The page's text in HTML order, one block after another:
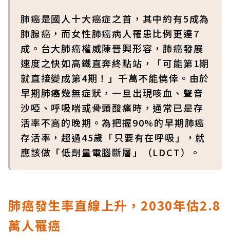
肺癌是國人十大癌症之首，其中約有5成為
肺腺癌，而女性肺癌病人罹患比例更達7
成。台大肺癌權威陳晉興形容，肺癌發展
速度之快如高鐵直奔終點站，「可能第1期
就直接變成第4期！」千萬不能僥倖。由於
早期肺癌幾無症狀，一旦出現咳血、聲音
沙啞、呼吸喘或骨頭酸痛時，通常已是存
活率不高的晚期。為把握90%的早期肺癌
存活率，超過45歲「只要有在呼吸」，就
應該做「低劑量電腦斷層」（LDCT）。
肺癌發生率直線上升，2030年估2.8
萬人罹癌